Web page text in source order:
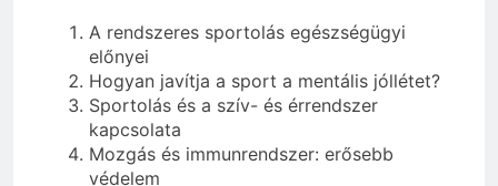
A rendszeres sportolás egészségügyi
előnyei
Hogyan javítja a sport a mentális jóllétet?
Sportolás és a szív- és érrendszer
kapcsolata
Mozgás és immunrendszer: erősebb
védelem